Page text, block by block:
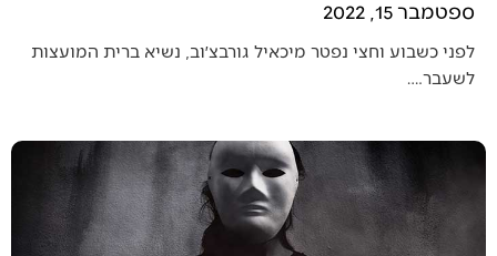
ספטמבר 15, 2022
לפני כשבוע וחצי נפטר מיכאיל גורבצ׳וב, נשיא ברית המועצות
לשעבר.…